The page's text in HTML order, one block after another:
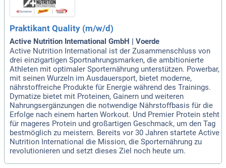
Praktikant Quality (m/w/d)
Active Nutrition International GmbH | Voerde
Active Nutrition International ist der Zusammenschluss von
drei einzigartigen Sportnahrungsmarken, die ambitionierte
Athleten mit optimaler Sporternährung unterstützen. Powerbar,
mit seinen Wurzeln im Ausdauersport, bietet moderne,
nährstoffreiche Produkte für Energie während des Trainings.
Dymatize bietet mit Proteinen, Gainern und weiteren
Nahrungsergänzungen die notwendige Nährstoffbasis für die
Erfolge nach einem harten Workout. Und Premier Protein steht
für mageres Protein und großartigen Geschmack, um den Tag
bestmöglich zu meistern. Bereits vor 30 Jahren startete Active
Nutrition International die Mission, die Sporternährung zu
revolutionieren und setzt dieses Ziel noch heute um.